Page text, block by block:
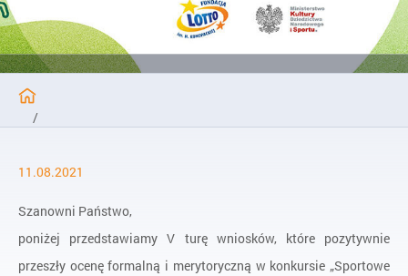
/
/
Wyniki konkursu „Sportowe Wakacje z Fundacją LOTTO
11.08.2021
Szanowni Państwo,
poniżej przedstawiamy V turę wniosków, które pozytywnie
przeszły ocenę formalną i merytoryczną w konkursie „Sportowe